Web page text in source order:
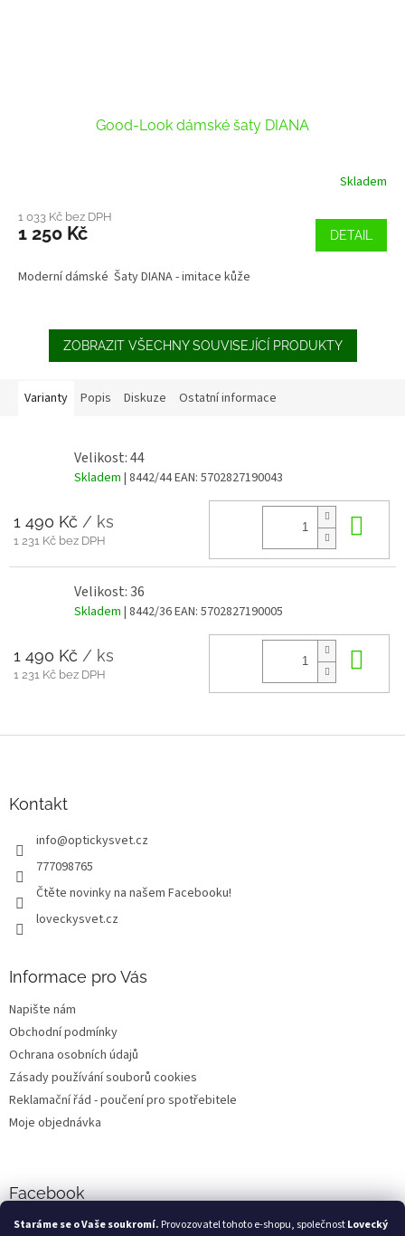
Staráme se o Vaše soukromí. Provozovatel tohoto e-shopu, společnostLovecký
Good-Look dámské šaty DIANA
Skladem
1 033 Kč bez DPH
1 250 Kč DETAIL
Moderní dámské Šaty DIANA - imitace kůže
ZOBRAZIT VŠECHNY SOUVISEJÍCÍ PRODUKTY
Varianty Popis Diskuze Ostatní informace
Velikost: 44
Skladem | 8442/44EAN: 5702827190043
1 490 Kč / ks
1 231 Kč bez DPH
Velikost: 36
Skladem | 8442/36EAN: 5702827190005
1 490 Kč / ks
1 231 Kč bez DPH
Kontakt
info@optickysvet.cz
777098765
Čtěte novinky na našem Facebooku!
loveckysvet.cz
Informace pro Vás
Napište nám
Obchodní podmínky
Ochrana osobních údajů
Zásady používání souborů cookies
Reklamační řád - poučení pro spotřebitele
Moje objednávka
Facebook